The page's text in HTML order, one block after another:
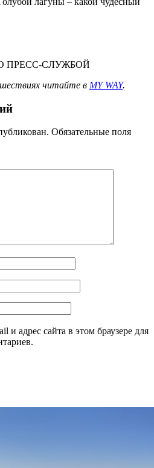
ПРЕСС-СЛУЖБОЙ
читайте в MY WAY.
Обязательные поля
и адрес сайта в этом браузере для